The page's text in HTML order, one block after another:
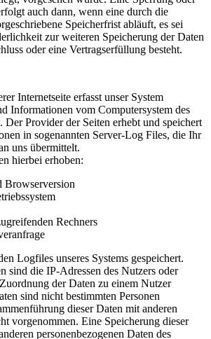
auch dann, wenn eine durch die
Speicherfrist abläuft, es sei
zur weiteren Speicherung der Daten
oder eine Vertragserfüllung besteht.
Internetseite erfasst unser System
Informationen vom Computersystem des
Der Provider der Seiten erhebt und speichert
in sogenannten Server-Log Files, die Ihr
uns übermittelt.
hierbei erhoben:
Browserversion
Rechners
Logfiles unseres Systems gespeichert.
sind die IP-Adressen des Nutzers oder
der Daten zu einem Nutzer
sind nicht bestimmten Personen
dieser Daten mit anderen
vorgenommen. Eine Speicherung dieser
personenbezogenen Daten des